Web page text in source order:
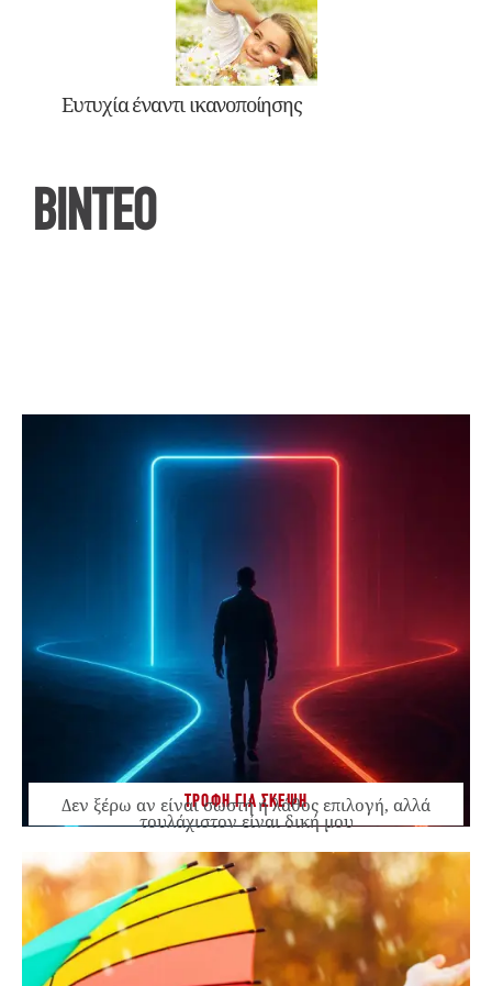
Ευτυχία έναντι ικανοποίησης
ΒΙΝΤΕΟ
ΤΡΟΦΗ ΓΙΑ ΣΚΕΨΗ
Δεν ξέρω αν είναι σωστή ή λάθος επιλογή, αλλά
τουλάχιστον είναι δική μου